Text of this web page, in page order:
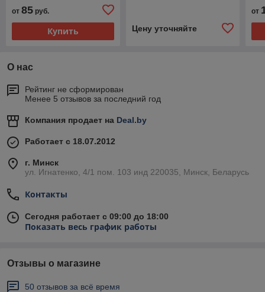
от 85 руб.
Купить Цену уточняйте
от
О нас
Рейтинг не сформирован
Менее 5 отзывов за последний год
Компания продает на Deal.by
Работает с 18.07.2012
г. Минск
ул. Игнатенко, 4/1 пом. 103 инд 220035, Минск, Беларусь
Контакты
Сегодня работает с 09:00 до 18:00
Показать весь график работы
Отзывы о магазине
50 отзывов за всё время